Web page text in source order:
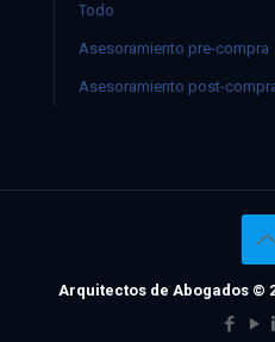
Todo
Asesoramiento pre-compra
Asesoramiento post-
Arquitectos de Abogados ©